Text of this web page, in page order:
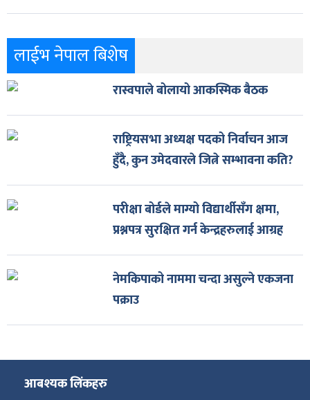
लाईभ नेपाल बिशेष
रास्वपाले बोलायो आकस्मिक बैठक
राष्ट्रियसभा अध्यक्ष पदको निर्वाचन आज
हुँदै, कुन उमेदवारले जित्ने सम्भावना कति?
परीक्षा बोर्डले माग्यो विद्यार्थीसँग क्षमा,
प्रश्नपत्र सुरक्षित गर्न केन्द्रहरुलाई आग्रह
नेमकिपाको नाममा चन्दा असुल्ने एकजना
पक्राउ
आबश्यक लिंकहरु